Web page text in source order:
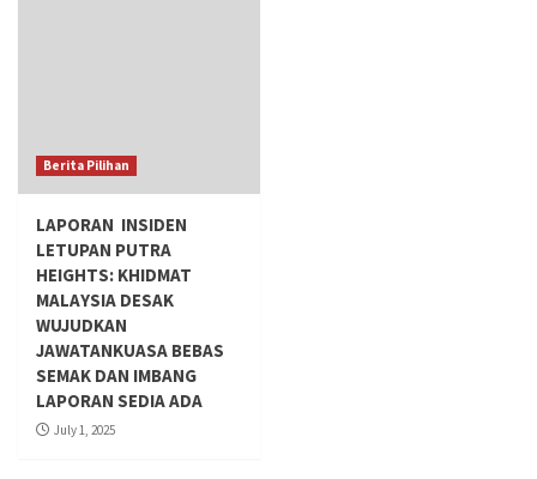
Berita Pilihan
LAPORAN INSIDEN
LETUPAN PUTRA
HEIGHTS: KHIDMAT
MALAYSIA DESAK
WUJUDKAN
JAWATANKUASA BEBAS
SEMAK DAN IMBANG
LAPORAN SEDIA ADA
July 1, 2025